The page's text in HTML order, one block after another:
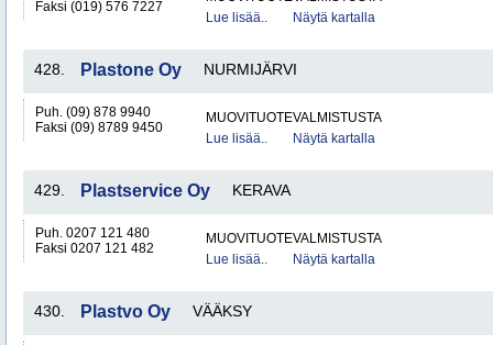
Faksi (019) 576 7227
Lue lisää..
Näytä kartalla
428. Plastone Oy NURMIJÄRVI
Puh. (09) 878 9940
Faksi (09) 8789 9450
MUOVITUOTEVALMISTUSTA
Lue lisää..
Näytä kartalla
429. Plastservice Oy KERAVA
Puh. 0207 121 480
Faksi 0207 121 482
MUOVITUOTEVALMISTUSTA
Lue lisää..
Näytä kartalla
430. Plastvo Oy VÄÄKSY